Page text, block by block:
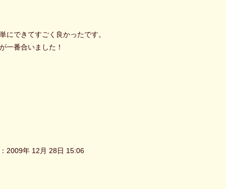
にできてすごく良かったです。
一番合いました！
2009年 12月 28日 15:06